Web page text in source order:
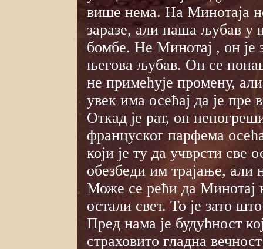
више нема. На Минотаја
заразе, али наша љубав у
бомбе. Не Минотај , он је
његова љубав. Он се
не примећује промену,
увек има осећај да је пре
Откад је рат, он
француског парфема
који је ту да учврсти све
обезбеди им трајање, али
Може се рећи да
остали свет. То је зато
Пред нама је будућност
страховито гладна